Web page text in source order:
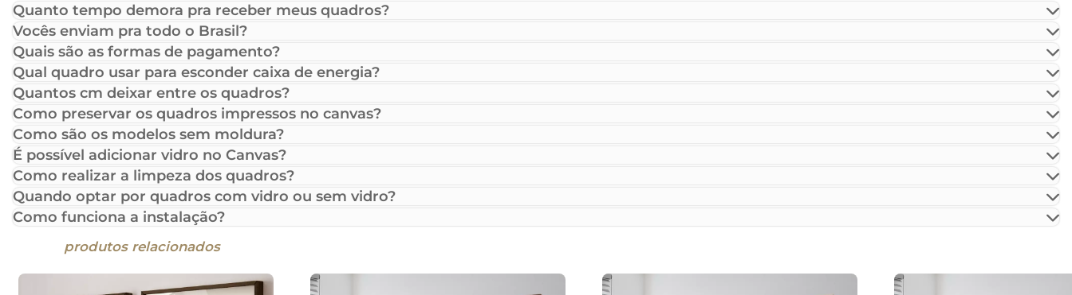
Quanto tempo demora pra receber meus quadros?
Vocês enviam pra todo o Brasil?
Quais são as formas de pagamento?
Qual quadro usar para esconder caixa de energia?
Quantos cm deixar entre os quadros?
Como preservar os quadros impressos no canvas?
Como são os modelos sem moldura?
É possível adicionar vidro no Canvas?
Como realizar a limpeza dos quadros?
Quando optar por quadros com vidro ou sem vidro?
Como funciona a instalação?
produtos relacionados